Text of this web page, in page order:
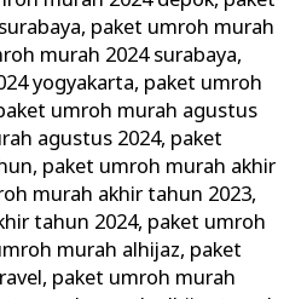
, paket umroh murah
murah 2024 surabaya,
yogyakarta, paket umroh
umroh murah agustus
agustus 2024, paket
, paket umroh murah akhir
murah akhir tahun 2023,
tahun 2024, paket umroh
murah alhijaz, paket
, paket umroh murah